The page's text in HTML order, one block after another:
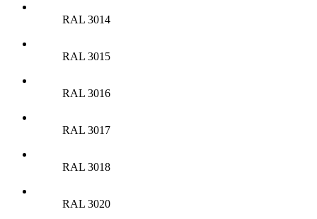
RAL 3014
RAL 3015
RAL 3016
RAL 3017
RAL 3018
RAL 3020